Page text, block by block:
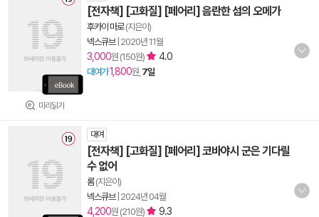
미리읽기
[전자책] [고화질] [페어리] 음란한 섬의 오메가
후카이 마로(지은이)
넥스큐브| 2020년 11월
3,000원 (150원) 4.0
대여가1,800원, 7일
대여
[전자책] [고화질] [페어리] 코바야시 군은 기다릴
수 없어
롬(지은이)
넥스큐브| 2024년 04월
4,200원 (210원) 9.3